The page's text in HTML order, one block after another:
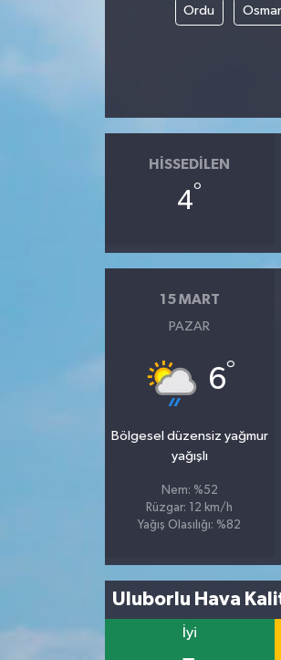
Ordu
HISSEDILEN
4°
15 MART
PAZAR
6°
Bölgesel düzensiz yağmur
yağışlı
Nem: %52
Rüzgar: 12 km/h
Yağış Olasılığı: %82
Uluborlu Hava
İyi